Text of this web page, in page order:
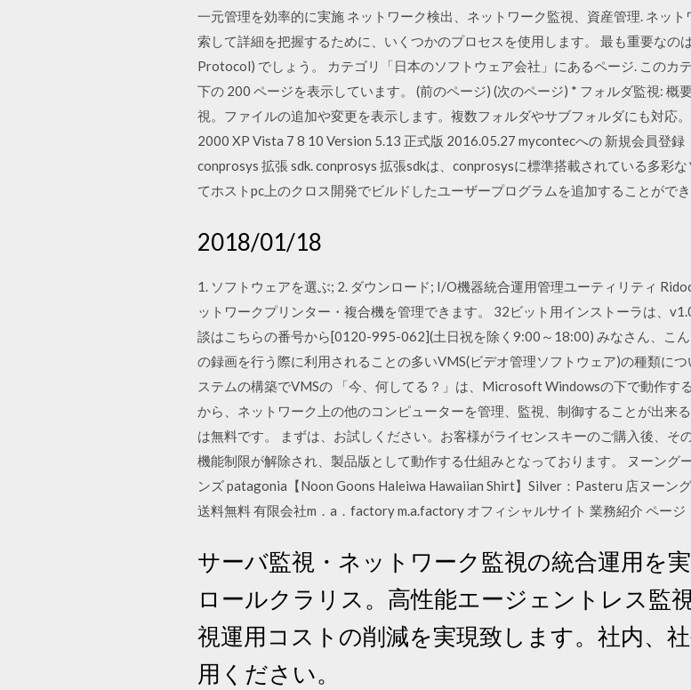
一元管理を効率的に実施 ネットワーク検出、ネットワーク監視、資産管理. ネッ
索して詳細を把握するために、いくつかのプロセスを使用します。 最も重要なの
Protocol) でしょう。 カテゴリ「日本のソフトウェア会社」にあるページ. このカ
下の 200 ページを表示しています。 (前のページ) (次のページ) * フォルダ監視:
視。ファイルの追加や変更を表示します。複数フォルダやサブフォルダにも対応
2000 XP Vista 7 8 10 Version 5.13 正式版 2016.05.27 mycontecへの 新規会員登
conprosys 拡張 sdk. conprosys 拡張sdkは、conprosysに標準搭載されている多彩
てホストpc上のクロス開発でビルドしたユーザープログラムを追加することがで
2018/01/18
1. ソフトウェアを選ぶ; 2. ダウンロード; I/O機器統合運用管理ユーティリティ
ットワークプリンター・複合機を管理できます。 32ビット用インストーラは、
談はこちらの番号から[0120-995-062](土日祝を除く9:00～18:00) みなさん、こ
の録画を行う際に利用されることの多いVMS(ビデオ管理ソフトウェア)の種類に
ステムの構築でVMSの 「今、何してる？」は、Microsoft Windowsの下で動作す
から、ネットワーク上の他のコンピューターを管理、監視、制御することが出来
は無料です。 まずは、お試しください。お客様がライセンスキーのご購入後、そ
機能制限が解除され、製品版として動作する仕組みとなっております。 ヌーング
ンズ patagonia【Noon Goons Haleiwa Hawaiian Shirt】Silver：Pasteru 店ヌーン
送料無料 有限会社m．a．factory m.a.factory オフィシャルサイト 業務紹介 ページ
サーバ監視・ネットワーク監視の統合運用を
ロールクラリス。高性能エージェントレス監
視運用コストの削減を実現致します。社内、
用ください。